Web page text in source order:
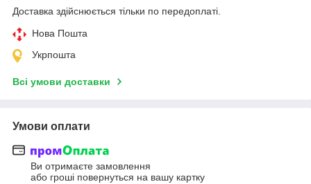
Доставка здійснюється тільки по передоплаті.
Нова Пошта
Укрпошта
Всі умови доставки
Умови оплати
Ви отримаєте замовлення
або гроші повернуться на вашу картку